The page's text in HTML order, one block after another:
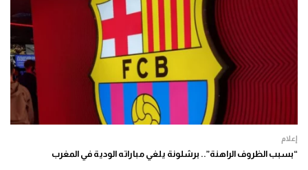
إعلام
“بسبب الظروف الراهنة”.. برشلونة يلغي مباراته الودية في المغرب